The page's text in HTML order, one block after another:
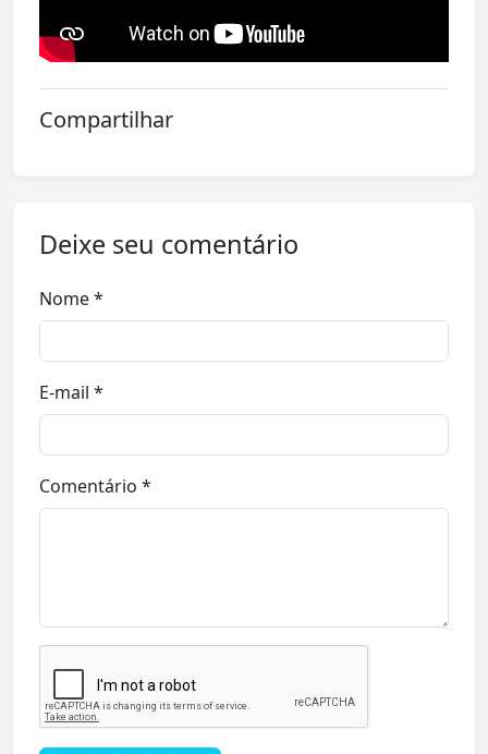
Compartilhar
Deixe seu comentário
Nome *
E-mail *
Comentário *